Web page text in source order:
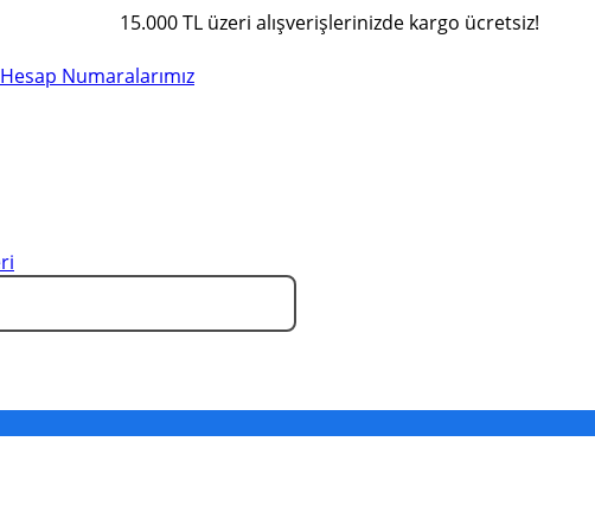
15.000 TL üzeri alışverişlerinizde kargo ücretsiz!
Hesap Numaralarımız